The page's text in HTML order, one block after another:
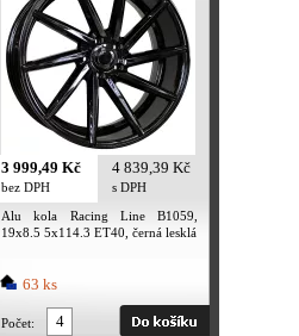
3 999,49 Kč
bez DPH
4 839,39 Kč
s DPH
Alu kola Racing Line B1059,
19x8.5 5x114.3 ET40, černá lesklá
63 ks
Počet: